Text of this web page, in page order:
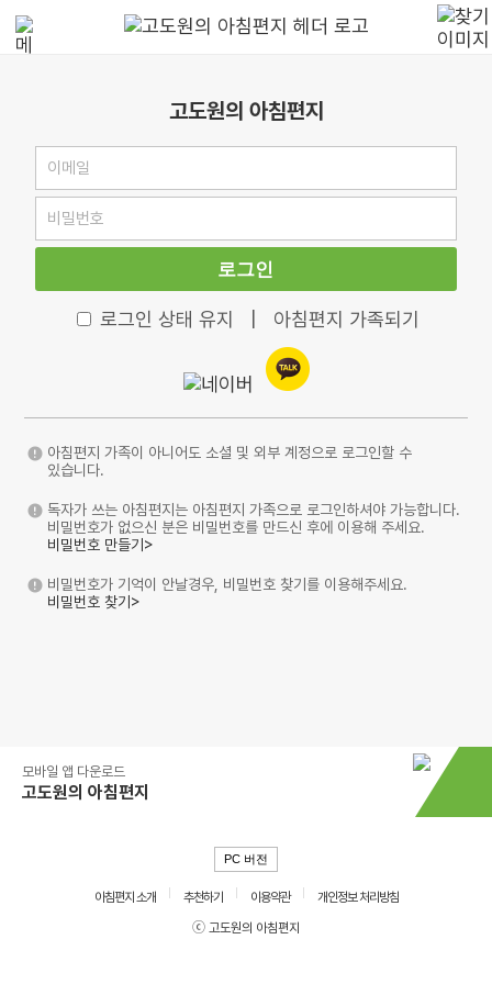
고도원의 아침편지
로그인
로그인 상태 유지 아침편지 가족되기
아침편지 가족이 아니어도 소셜 및 외부 계정으로 로그인할 수
있습니다.
독자가 쓰는 아침편지는 아침편지 가족으로 로그인하셔야 가능합니다.
비밀번호가 없으신 분은 비밀번호를 만드신 후에 이용해 주세요.
비밀번호 만들기>
비밀번호가 기억이 안날경우, 비밀번호 찾기를 이용해주세요.
비밀번호 찾기>
모바일 앱 다운로드
고도원의 아침편지
PC 버전
아침편지 소개 추천하기 이용약관
개인정보 처리방침
ⓒ 고도원의 아침편지